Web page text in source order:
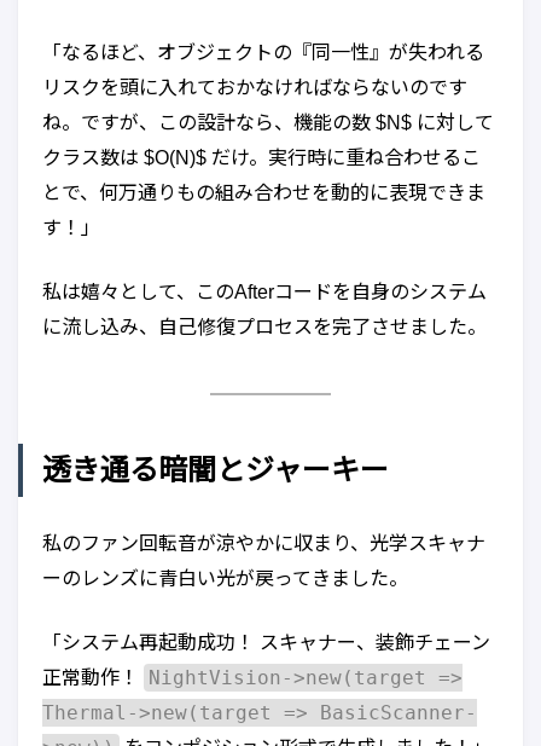
「なるほど、オブジェクトの『同一性』が失われる
リスクを頭に入れておかなければならないのです
ね。ですが、この設計なら、機能の数 $N$ に対して
クラス数は $O(N)$ だけ。実行時に重ね合わせるこ
とで、何万通りもの組み合わせを動的に表現できま
す！」
私は嬉々として、このAfterコードを自身のシステム
に流し込み、自己修復プロセスを完了させました。
透き通る暗闇とジャーキー
私のファン回転音が涼やかに収まり、光学スキャナ
ーのレンズに青白い光が戻ってきました。
「システム再起動成功！ スキャナー、装飾チェーン
正常動作！
NightVision->new(target =>
Thermal->new(target => BasicScanner-